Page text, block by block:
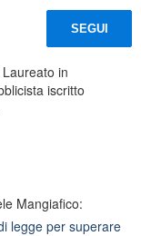
SEGUI
in
iscritto
Mangiafico:
legge per superare